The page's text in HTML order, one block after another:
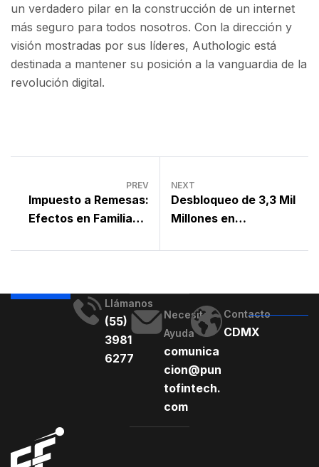
un verdadero pilar en la construcción de un internet
más seguro para todos nosotros. Con la dirección y
visión mostradas por sus líderes, Authologic está
destinada a mantener su posición a la vanguardia de la
revolución digital.
PREV
Impuesto a Remesas:
Efectos en Familias y
NEXT
Desbloqueo de 3,3 Mil
Millones en
Impactará el Mercado
Llámanos
(55)
3981
6277
Necesito
Ayuda
comunica
cion@pun
tofintech.
com
Contacto
CDMX